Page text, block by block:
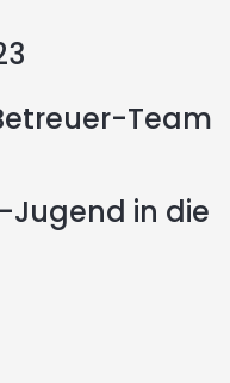
Team
Jugend in die